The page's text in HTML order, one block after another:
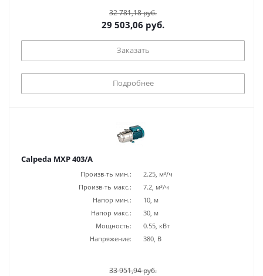
32 781,18 руб.
29 503,06 руб.
Заказать
Подробнее
Calpeda MXP 403/A
Произв-ть мин.:
2.25, м³/ч
Произв-ть макс.:
7.2, м³/ч
Напор мин.:
10, м
Напор макс.:
30, м
Мощность:
0.55, кВт
Напряжение:
380, В
33 951,94 руб.